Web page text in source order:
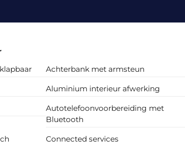
Achterbank met armsteun
Aluminium interieur afwerking
Autotelefoonvoorbereiding met
Bluetooth
Connected services